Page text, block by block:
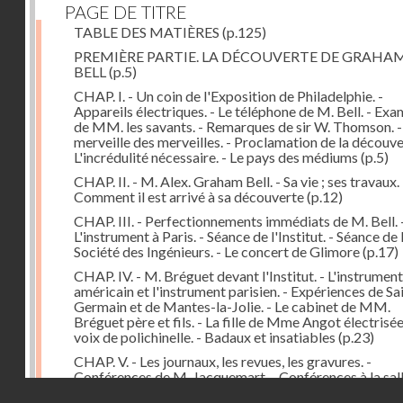
PAGE DE TITRE
TABLE DES MATIÈRES (p.125)
PREMIÈRE PARTIE. LA DÉCOUVERTE DE
BELL (p.5)
CHAP. I. - Un coin de l'Exposition de Philadelphie. -
Appareils électriques. - Le téléphone de M. Bell. -
de MM. les savants. - Remarques de sir W. Thomson.
merveille des merveilles. - Proclamation de la
L'incrédulité nécessaire. - Le pays des médiums (p.5)
CHAP. II. - M. Alex. Graham Bell. - Sa vie ; ses travaux.
Comment il est arrivé à sa découverte(p.12)
CHAP. III. - Perfectionnements immédiats de M. Bell.
L'instrument à Paris. - Séance de l'Institut. - Séance de
Société des Ingénieurs. - Le concert de Glimore(p.17)
CHAP. IV. - M. Bréguet devant l'Institut. - L'instrument
américain et l'instrument parisien. - Expériences de
Germain et de Mantes-la-Jolie. - Le cabinet de MM.
Bréguet père et fils. - La fille de Mme Angot
voix de polichinelle. - Badaux et insatiables (p.23)
CHAP. V. - Les journaux, les revues, les gravures. -
Conférences de M. Jacquemart. - Conférences à la